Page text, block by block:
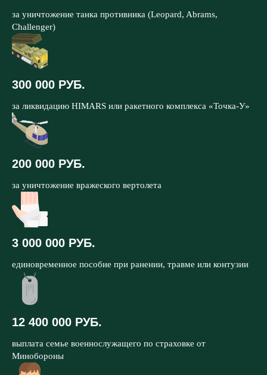
за уничтожение танка противника (Leopard, Abrams,
Challenger)
300 000 РУБ.
за ликвидацию HIMARS или ракетного комплекса «Точка-У»
200 000 РУБ.
за уничтожение вражеского вертолета
3 000 000 РУБ.
единовременное пособие при ранении, травме или контузии
12 400 000 РУБ.
выплата семье военнослужащего по страховке от
Минобороны